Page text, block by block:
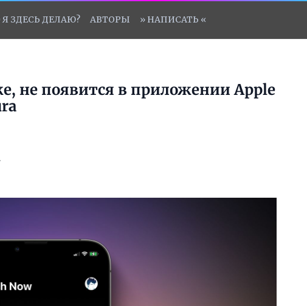
Я ЗДЕСЬ ДЕЛАЮ? АВТОРЫ » НАПИСАТЬ «
не появится в приложении Apple